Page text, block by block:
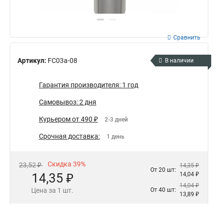
Артикул: FC03a-08
Сравнить
В наличии
Гарантия производителя: 1 год
Самовывоз: 2 дня
Курьером от 490 ₽ 2-3 дней
Срочная доставка: 1 день
23,52 ₽ Скидка 39%
14,35 ₽
Цена за 1 шт.
От 20 шт:
14,35 ₽
14,04 ₽
От 40 шт:
14,04 ₽
13,89 ₽